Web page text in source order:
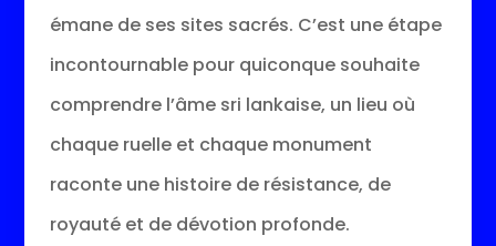
émane de ses sites sacrés. C’est une étape
incontournable pour quiconque souhaite
comprendre l’âme sri lankaise, un lieu où
chaque ruelle et chaque monument
raconte une histoire de résistance, de
royauté et de dévotion profonde.